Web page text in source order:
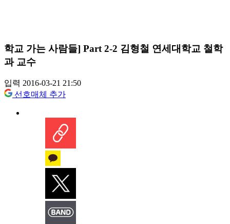
학교 가는 사람들] Part 2-2 김형철 연세대학교 철학
과 교수
입력 2016-03-21 21:50
선호매체 추가